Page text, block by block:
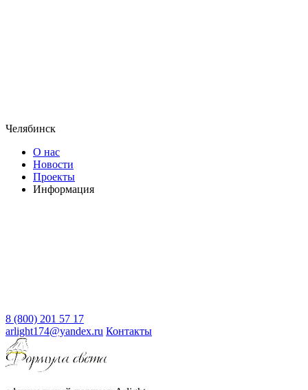
Челябинск
О нас
Новости
Проекты
Информация
8 (800) 201 57 17
arlight174@yandex.ru Контакты